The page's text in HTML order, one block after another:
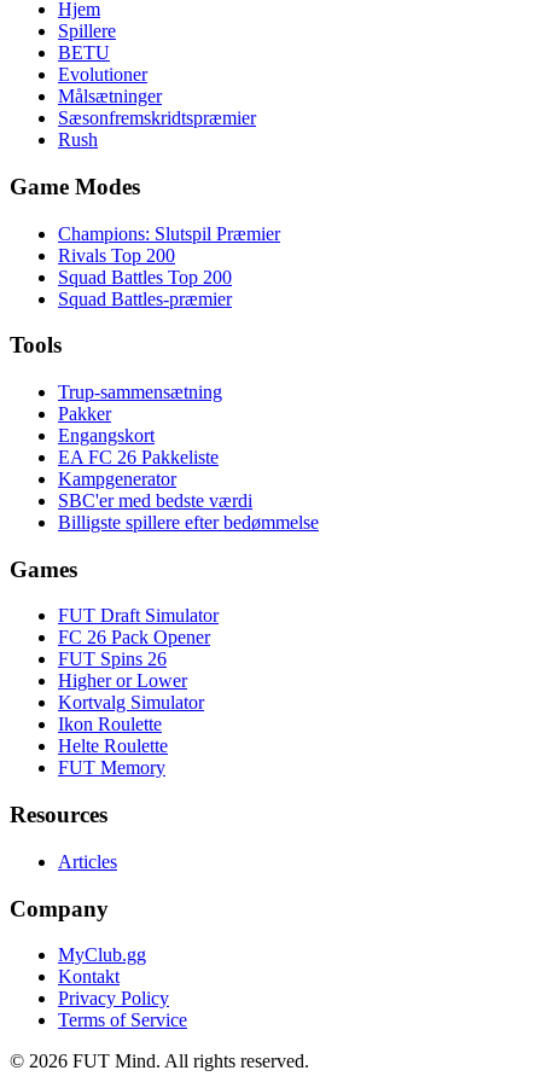
Hjem
Spillere
BETU
Evolutioner
Målsætninger
Sæsonfremskridtspræmier
Rush
Game Modes
Champions: Slutspil Præmier
Rivals Top 200
Squad Battles Top 200
Squad Battles-præmier
Tools
Trup-sammensætning
Pakker
Engangskort
EA FC 26 Pakkeliste
Kampgenerator
SBC'er med bedste værdi
Billigste spillere efter bedømmelse
Games
FUT Draft Simulator
FC 26 Pack Opener
FUT Spins 26
Higher or Lower
Kortvalg Simulator
Ikon Roulette
Helte Roulette
FUT Memory
Resources
Articles
Company
MyClub.gg
Kontakt
Privacy Policy
Terms of Service
© 2026 FUT Mind. All rights reserved.